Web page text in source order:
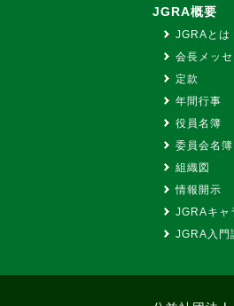
JGRA概要
JGRAとは
会長メッ
定款
年間行事
役員名簿
委員会名簿
組織図
情報開示
JGRAキャ
JGRA入門